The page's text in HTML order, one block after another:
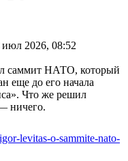
июл 2026, 08:52
саммит НАТО, который
еще до его начала
Что же решил
ничего.
levitas-o-sammite-nato-